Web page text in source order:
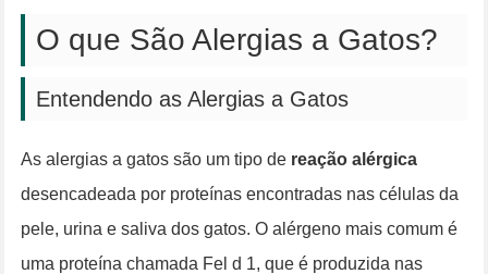
O que São Alergias a Gatos?
Entendendo as Alergias a Gatos
As alergias a gatos são um tipo de reação alérgica
desencadeada por proteínas encontradas nas células da
pele, urina e saliva dos gatos. O alérgeno mais comum é
uma proteína chamada Fel d 1, que é produzida nas